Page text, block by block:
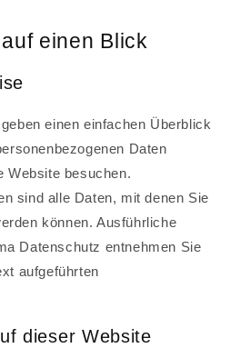
einen Blick
einen einfachen Überblick
Daten
Website besuchen.
sind alle Daten, mit denen Sie
können. Ausführliche
Datenschutz entnehmen Sie
aufgeführten
dieser Website